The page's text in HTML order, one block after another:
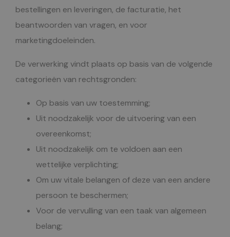
bestellingen en leveringen, de facturatie, het
beantwoorden van vragen, en voor
marketingdoeleinden.
De verwerking vindt plaats op basis van de volgende
categorieën van rechtsgronden:
Op basis van uw toestemming;
Uit noodzakelijk voor de uitvoering van een
overeenkomst;
Uit noodzakelijk om te voldoen aan een
wettelijke verplichting;
Om uw vitale belangen of deze van een andere
persoon te beschermen;
Voor de vervulling van een taak van algemeen
belang;